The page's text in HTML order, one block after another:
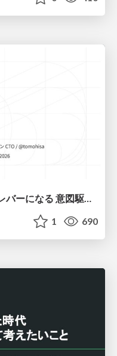
AI時代に設計が 最大の生産性レバーになる 意図駆動開発とデータを消さない設計｜Don't Delete Your Data or Your Intent — Design as the Deepest Lever in the AI Era
1 690